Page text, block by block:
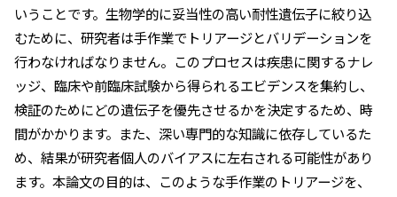
いうことです。生物学的に妥当性の高い耐性遺伝子に絞り込
むために、研究者は手作業でトリアージとバリデーションを
行わなければなりません。このプロセスは疾患に関するナレ
ッジ、臨床や前臨床試験から得られるエビデンスを集約し、
検証のためにどの遺伝子を優先させるかを決定するため、時
間がかかります。また、深い専門的な知識に依存しているた
め、結果が研究者個人のバイアスに左右される可能性があり
ます。本論文の目的は、このような手作業のトリアージを、